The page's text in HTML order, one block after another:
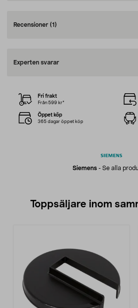
Recensioner (1)
Experten svarar
Siemens - Se alla
Fri frakt
Från 599 kr*
Öppet köp
365 dagar öppet köp
Toppsäljare inom